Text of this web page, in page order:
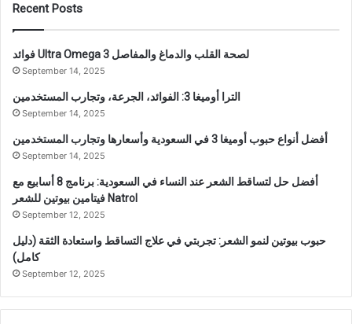
Recent Posts
فوائد Ultra Omega 3 لصحة القلب والدماغ والمفاصل
September 14, 2025
الترا أوميغا 3: الفوائد، الجرعة، وتجارب المستخدمين
September 14, 2025
أفضل أنواع حبوب أوميغا 3 في السعودية وأسعارها وتجارب المستخدمين
September 14, 2025
أفضل حل لتساقط الشعر عند النساء في السعودية: برنامج 8 أسابيع مع
فيتامين بيوتين للشعر Natrol
September 12, 2025
حبوب بيوتين لنمو الشعر: تجربتي في علاج التساقط واستعادة الثقة (دليل
كامل)
September 12, 2025